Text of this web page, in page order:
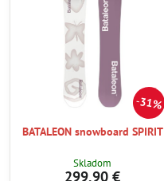
31%
BATALEON snowboard SPIRIT
Skladom
299,90 €